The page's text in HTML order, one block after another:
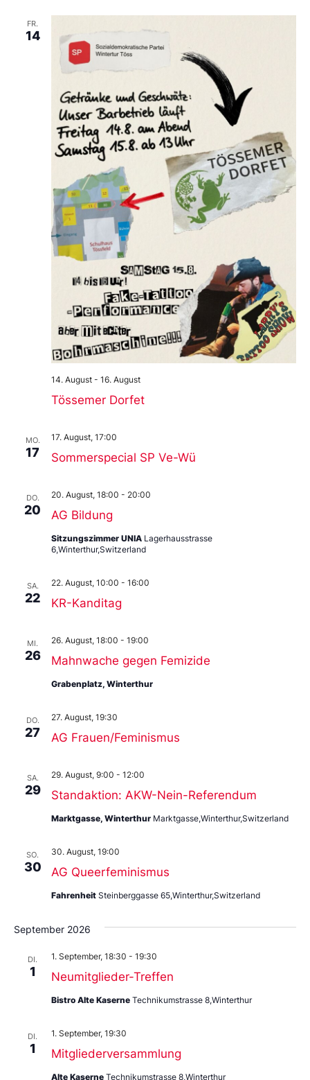
FR.
14
Tössemer Dorfet
14. August - 16. August
MO.
17 Sommerspecial SP Ve-Wü
17. August, 17:00
DO.
20 AG Bildung
20. August, 18:00 - 20:00
Sitzungszimmer UNIA Lagerhausstrasse
6,Winterthur,Switzerland
SA.
22 KR-Kanditag
22. August, 10:00 - 16:00
MI.
26 Mahnwache gegen Femizide
26. August, 18:00 - 19:00
Grabenplatz, Winterthur
DO.
27 AG Frauen/Feminismus
27. August, 19:30
SA.
29 Standaktion: AKW-Nein-Referendum
29. August, 9:00 - 12:00
Marktgasse, Winterthur Marktgasse,Winterthur,Switzerland
SO.
30 AG Queerfeminismus
30. August, 19:00
Fahrenheit Steinberggasse 65,Winterthur,Switzerland
September 2026
DI.
1 Neumitglieder-Treffen
1. September, 18:30 - 19:30
Bistro Alte Kaserne Technikumstrasse 8,Winterthur
DI.
1 Mitgliederversammlung
1. September, 19:30
Alte Kaserne Technikumstrasse 8,Winterthur